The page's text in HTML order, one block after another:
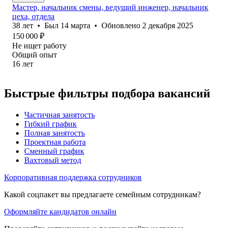
Мастер, начальник смены, ведущий инженер, начальник
цеха, отдела
38 лет • Был 14 марта • Обновлено 2 декабря 2025
150 000 ₽
Не ищет работу
Общий опыт
16 лет
Быстрые фильтры подбора вакансий
Частичная занятость
Гибкий график
Полная занятость
Проектная работа
Сменный график
Вахтовый метод
Корпоративная поддержка сотрудников
Какой соцпакет вы предлагаете семейным сотрудникам?
Оформляйте кандидатов онлайн